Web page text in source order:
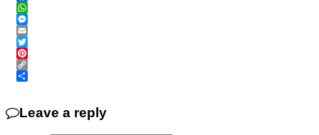
Facebook
WhatsApp
Messenger
Email
Twitter
Pinterest
Copy
Leave a reply